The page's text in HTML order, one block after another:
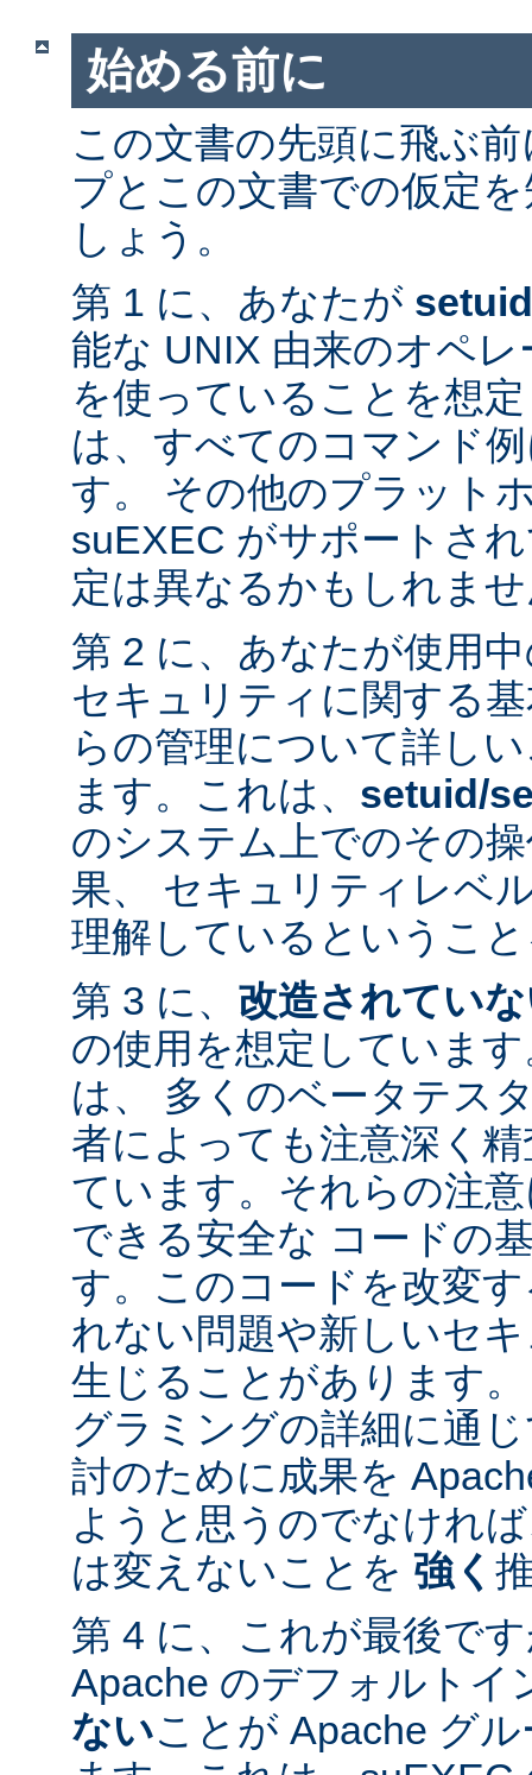
始める前に
この文書の先頭に飛ぶ
プとこの文書での仮定
しょう。
第 1 に、あなたが setuid
能な UNIX 由来のオペ
を使っていることを想
は、すべてのコマンド
す。 その他のプラット
suEXEC がサポートさ
定は異なるかもしれま
第 2 に、あなたが使用
セキュリティに関する
らの管理について詳し
ます。これは、 setuid/
のシステム上でのその
果、 セキュリティレベ
理解しているというこ
第 3 に、 改造されてい
の使用を想定していま
は、 多くのベータテス
者によっても注意深く
ています。それらの注
できる安全な コードの
す。このコードを改変
れない問題や新しいセ
生じることがあります
グラミングの詳細に通
討のために成果を
ようと思うのでなけれ
は変えないことを 強く
第 4 に、これが最後で
Apache のデフォルトイ
ないことが Apache グ